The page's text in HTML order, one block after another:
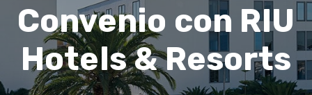
Convenio con RIU
Hotels & Resorts